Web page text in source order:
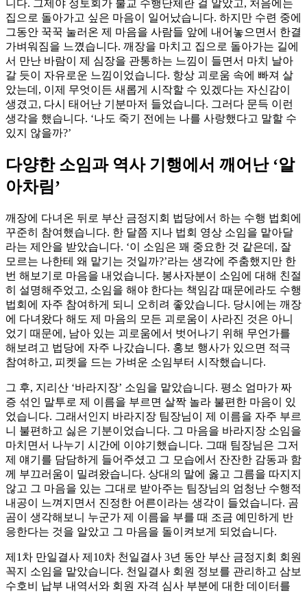
니다. 그제야 정토회가 불교 수행단체란 걸 알았고, 처음에는
집으로 돌아가고 싶은 마음이 일어났습니다. 하지만 수련 중에
그동안 꾹꾹 눌러온 제 마음을 사람들 앞에 내어놓으면서 한결
가벼워짐을 느꼈습니다. 깨장을 마치고 집으로 돌아가는 길에
서 만난 바람이 제 심장을 관통하는 느낌이 들면서 마치 날아
갈 듯이 자유로운 느낌이었습니다. 항상 괴로움 속에 빠져 살
았는데, 이제 무엇이든 새롭게 시작할 수 있겠다는 자신감이
생겼고, 다시 태어난 기분마저 들었습니다. 그러다 문득 이런
생각을 했습니다. ‘나도 죽기 전에는 나를 사랑했다고 말할 수
있지 않을까?’
다양한 소임과 역사 기행에서 깨어난 ‘알
아차림’
깨장에 다녀온 뒤로 부산 금정지회 법당에서 하는 수행 법회에
꾸준히 참여했습니다. 한 달쯤 지나 법회 영상 소임을 맡아달
라는 제안을 받았습니다. ‘이 소임은 꽤 중요한 것 같은데, 잘
모르는 나한테 왜 맡기는 것일까?’라는 생각에 주춤했지만 한
번 해보기로 마음을 내었습니다. 봉사자분이 소임에 대해 친절
히 설명해주었고, 소임을 해야 한다는 책임감 때문에라도 수행
법회에 자주 참여하게 되니 오히려 좋았습니다. 당시에는 깨장
에 다녀왔다 해도 제 마음의 모든 괴로움이 사라진 것은 아니
었기 때문에, 남아 있는 괴로움에서 벗어나기 위해 무언가를
해보려고 법당에 자주 나갔습니다. 홍보 행사가 있으면 적극
참여하고, 피켓을 드는 가벼운 소임부터 시작했습니다.
그 후, 지리산 ‘바라지장’ 소임을 맡았습니다. 평소 엄마가 짜
증 섞인 말투로 제 이름을 부르면 살짝 놀라 불편한 마음이 있
었습니다. 그래서인지 바라지장 팀장님이 제 이름을 자주 부르
니 불편하고 싫은 기분이었습니다. 그 마음을 바라지장 소임을
마치면서 나누기 시간에 이야기했습니다. 그때 팀장님은 그저
제 얘기를 담담하게 들어주셨고 그 모습에서 잔잔한 감동과 함
께 부끄러움이 밀려왔습니다. 상대의 말에 옳고 그름을 따지지
않고 그 마음을 있는 그대로 받아주는 팀장님의 엄청난 수행적
내공이 느껴지면서 진정한 어른이라는 생각이 들었습니다. 곰
곰이 생각해보니 누군가 제 이름을 부를 때 조금 예민하게 반
응한다는 것을 알았고 그 마음을 돌이켜보게 되었습니다.
제1차 만일결사 제10차 천일결사 3년 동안 부산 금정지회 회원
꼭지 소임을 맡았습니다. 천일결사 회원 정보를 관리하고 삼보
수호비 납부 내역서와 회원 자격 심사 부분에 대한 데이터를